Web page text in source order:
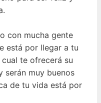
con mucha gente
está por llegar a tu
te ofrecerá su
serán muy buenos
de tu vida está por